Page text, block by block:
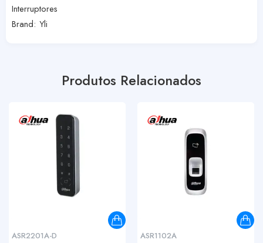
Interruptores
Brand: Yli
Produtos Relacionados
ASR2201A-D ASR1102A